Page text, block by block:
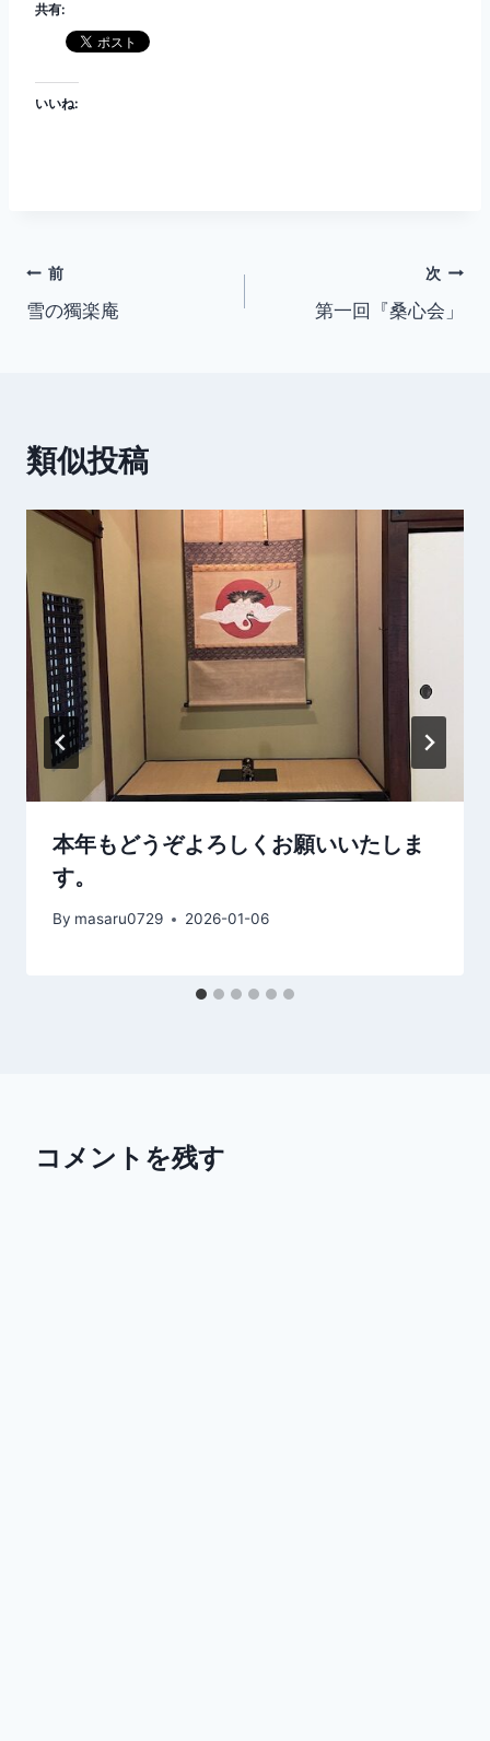
共有:
いいね:
投
稿
ゲ
ー
ョ
ン
前
雪の獨楽庵
次
第一回『桑心会」
類似投稿
本年もどうぞよろしくお願いいたしま
す。
By masaru0729 2026-01-06
コメントを残す